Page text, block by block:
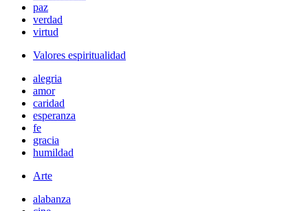
paz
verdad
virtud
Valores espiritualidad
alegria
amor
caridad
esperanza
fe
gracia
humildad
Arte
alabanza